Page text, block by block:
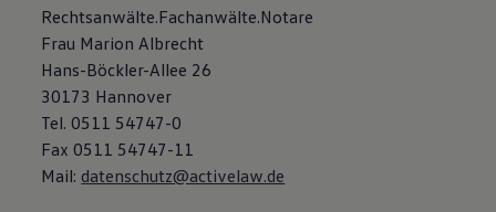
Magazin
Lifestyle
Transport
Familie
Elektromobilität
Volkswagen R
Pannen- und Unfallhilfe
Volkswagen Kundenbetreuung
Rechtsanwälte.Fachanwälte.Notare
Frau Marion Albrecht
Hans-Böckler-Allee 26
30173 Hannover
Tel. 0511 54747-0
Fax 0511 54747-11
Mail: datenschutz@activelaw.de